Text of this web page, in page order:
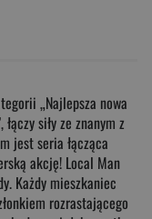
„Najlepsza nowa
siły ze znanym z
jest seria łącząca
akcję! Local Man
Każdy mieszkaniec
rozrastającego